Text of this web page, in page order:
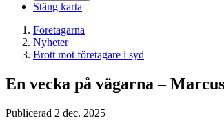
Stäng karta
Företagarna
Nyheter
Brott mot företagare i syd
En vecka på vägarna –
Publicerad 2 dec. 2025